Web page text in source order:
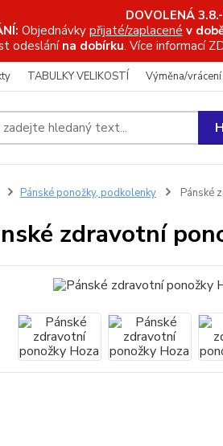
DOVOLENÁ
Objednávky přijaté/zaplacené v
odeslání na dobírku. Více informací
TABULKY VELIKOSTÍ Výměna/
Pánské ponožky, podkolenky Pánské
zdravotní